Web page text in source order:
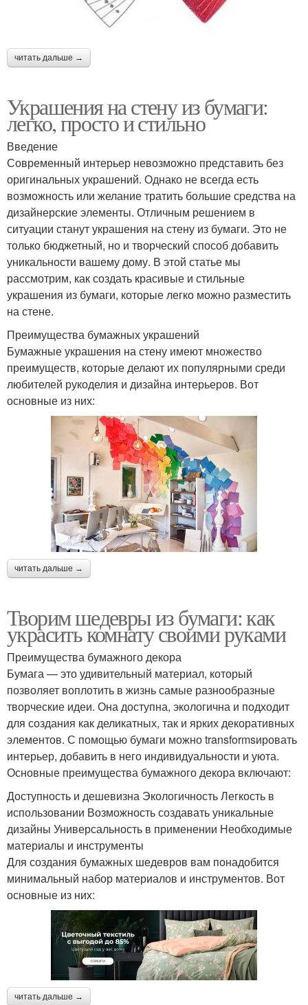
читать дальше →
Украшения на стену из бумаги:
легко, просто и стильно
Введение
Современный интерьер невозможно представить без
оригинальных украшений. Однако не всегда есть
возможность или желание тратить большие средства на
дизайнерские элементы. Отличным решением в
ситуации станут украшения на стену из бумаги. Это не
только бюджетный, но и творческий способ добавить
уникальности вашему дому. В этой статье мы
рассмотрим, как создать красивые и стильные
украшения из бумаги, которые легко можно разместить
на стене.
Преимущества бумажных украшений
Бумажные украшения на стену имеют множество
преимуществ, которые делают их популярными среди
любителей рукоделия и дизайна интерьеров. Вот
основные из них:
читать дальше →
Творим шедевры из бумаги: как
украсить комнату своими руками
Преимущества бумажного декора
Бумага — это удивительный материал, который
позволяет воплотить в жизнь самые разнообразные
творческие идеи. Она доступна, экологична и подходит
для создания как деликатных, так и ярких декоративных
элементов. С помощью бумаги можно transformsировать
интерьер, добавить в него индивидуальности и уюта.
Основные преимущества бумажного декора включают:
Доступность и дешевизна Экологичность Легкость в
использовании Возможность создавать уникальные
дизайны Универсальность в применении Необходимые
материалы и инструменты
Для создания бумажных шедевров вам понадобится
минимальный набор материалов и инструментов. Вот
основные из них:
читать дальше →